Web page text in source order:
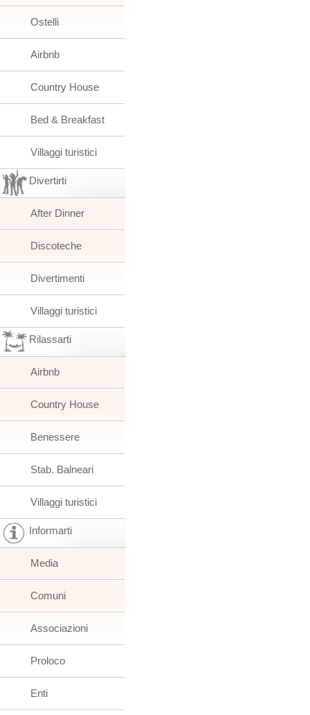
Ostelli
Airbnb
Country House
Bed & Breakfast
Villaggi turistici
Divertirti
After Dinner
Discoteche
Divertimenti
Villaggi turistici
Rilassarti
Airbnb
Country House
Benessere
Stab. Balneari
Villaggi turistici
Informarti
Media
Comuni
Associazioni
Proloco
Enti